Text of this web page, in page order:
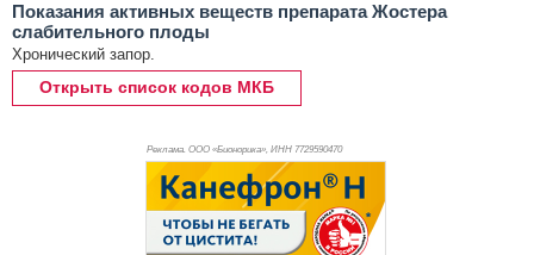
Показания активных веществ препарата Жостера
слабительного плоды
Хронический запор.
Открыть список кодов МКБ
Реклама. ООО «Бионорика», ИНН 7729590470